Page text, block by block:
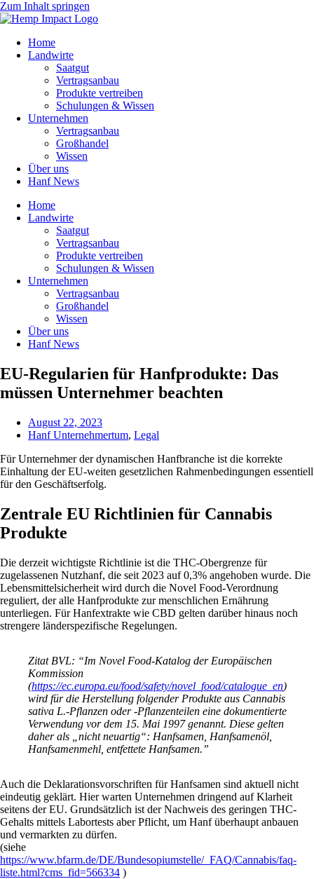
Zum Inhalt springen
Home
Landwirte
Saatgut
Vertragsanbau
Produkte vertreiben
Schulungen & Wissen
Unternehmen
Vertragsanbau
Großhandel
Wissen
Über uns
Hanf News
Home
Landwirte
Saatgut
Vertragsanbau
Produkte vertreiben
Schulungen & Wissen
Unternehmen
Vertragsanbau
Großhandel
Wissen
Über uns
Hanf News
EU-Regularien für Hanfprodukte: Das
müssen Unternehmer beachten
August 22, 2023
Hanf Unternehmertum, Legal
Für Unternehmer der dynamischen Hanfbranche ist die korrekte
Einhaltung der EU-weiten gesetzlichen Rahmenbedingungen essentiell
für den Geschäftserfolg.
Zentrale EU Richtlinien für Cannabis
Produkte
Die derzeit wichtigste Richtlinie ist die THC-Obergrenze für
zugelassenen Nutzhanf, die seit 2023 auf 0,3% angehoben wurde. Die
Lebensmittelsicherheit wird durch die Novel Food-Verordnung
reguliert, der alle Hanfprodukte zur menschlichen Ernährung
unterliegen. Für Hanfextrakte wie CBD gelten darüber hinaus noch
strengere länderspezifische Regelungen.
Zitat BVL: “Im Novel Food-Katalog der Europäischen
Kommission
(https://ec.europa.eu/food/safety/novel_food/catalogue_en)
wird für die Herstellung folgender Produkte aus Cannabis
sativa L.-Pflanzen oder -Pflanzenteilen eine dokumentierte
Verwendung vor dem 15. Mai 1997 genannt. Diese gelten
daher als „nicht neuartig“: Hanfsamen, Hanfsamenöl,
Hanfsamenmehl, entfettete Hanfsamen.”
Auch die Deklarationsvorschriften für Hanfsamen sind aktuell nicht
eindeutig geklärt. Hier warten Unternehmen dringend auf Klarheit
seitens der EU. Grundsätzlich ist der Nachweis des geringen THC-
Gehalts mittels Labortests aber Pflicht, um Hanf überhaupt anbauen
und vermarkten zu dürfen.
(siehe
https://www.bfarm.de/DE/Bundesopiumstelle/_FAQ/Cannabis/faq-
liste.html?cms_fid=566334 )